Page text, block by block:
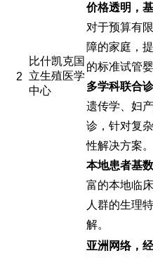
2
比什凯克国
立生殖医学
中心
价格透明，
对于预算有
障的家庭，
的标准试管婴
多学科联合诊
遗传学、妇
诊，针对复
性解决方案。
本地患者基数
富的本地临
人群的生理
解。
亚洲网络，